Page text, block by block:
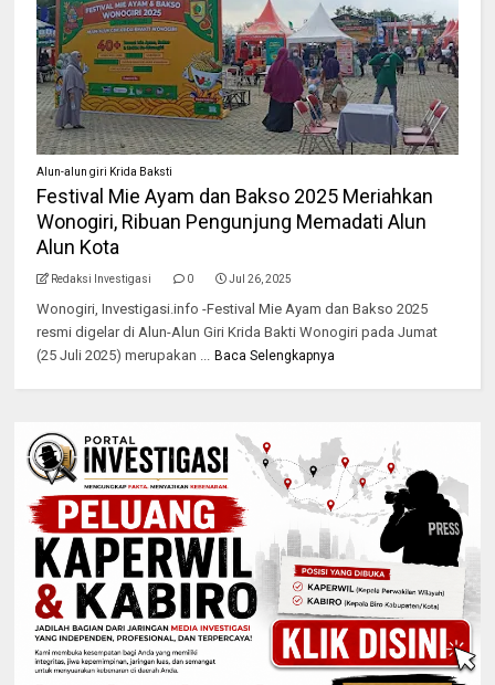
Alun-alun giri Krida Baksti
Festival Mie Ayam dan Bakso 2025 Meriahkan
Wonogiri, Ribuan Pengunjung Memadati Alun
Alun Kota
Redaksi Investigasi 0 Jul 26, 2025
Wonogiri, Investigasi.info -Festival Mie Ayam dan Bakso 2025
resmi digelar di Alun-Alun Giri Krida Bakti Wonogiri pada Jumat
(25 Juli 2025) merupakan ...
Baca Selengkapnya